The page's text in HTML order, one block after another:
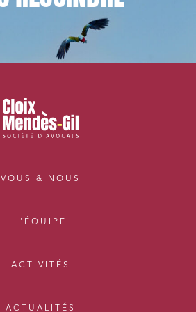
VOUS & NOUS
L'ÉQUIPE
ACTIVITÉS
ACTUALITÉS